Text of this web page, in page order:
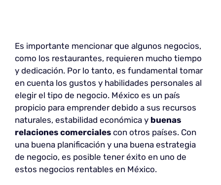
Es importante mencionar que algunos negocios,
como los restaurantes, requieren mucho tiempo
y dedicación. Por lo tanto, es fundamental tomar
en cuenta los gustos y habilidades personales al
elegir el tipo de negocio. México es un país
propicio para emprender debido a sus recursos
naturales, estabilidad económica y buenas
relaciones comerciales con otros países. Con
una buena planificación y una buena estrategia
de negocio, es posible tener éxito en uno de
estos negocios rentables en México.